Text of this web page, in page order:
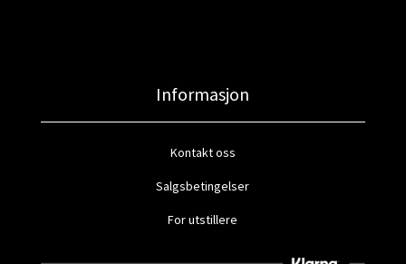
Informasjon
Kontakt oss
Salgsbetingelser
For utstillere